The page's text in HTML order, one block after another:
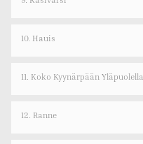
10. Hauis
11. Koko Kyynärpään Yläpuolella
12. Ranne